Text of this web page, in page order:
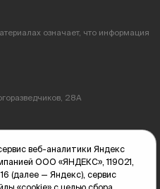
означает, что информация
28А
веб-аналитики Яндекс
ООО «ЯНДЕКС», 119021,
(далее — Яндекс), сервис